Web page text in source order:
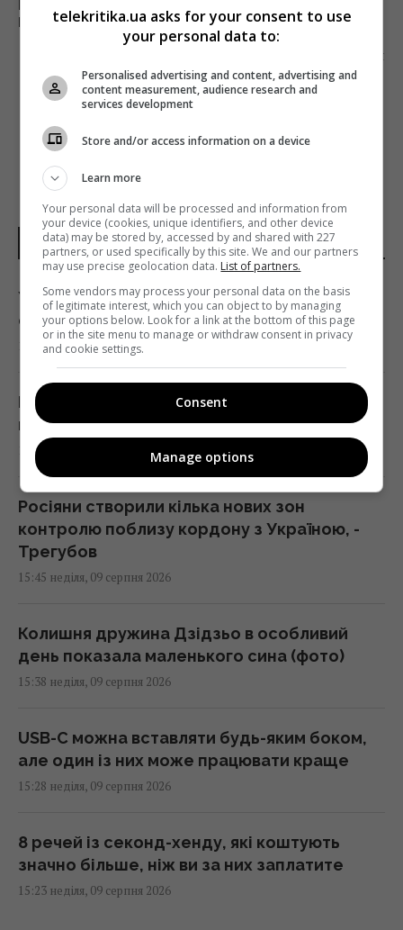
ПРО ПРОТЕСТИ У БІЛОРУСІ
Наступна стаття
ПРОГРАМА «КИЇВ. NEWSROOM» ВИХОДИТИМЕ
У НОВОМУ ФОРМАТІ
НОВИНИ УКРАЇНИ І СВІТУ
Удосконалені "Герані" ворога: експерт
оцінив загрозу та розкрив спосіб протидії
16:09 неділя, 09 серпня 2026
Надто товсте утеплення будинку може
виявитися марною витратою грошей
15:49 неділя, 09 серпня 2026
Росіяни створили кілька нових зон
контролю поблизу кордону з Україною, -
Трегубов
15:45 неділя, 09 серпня 2026
Колишня дружина Дзідзьо в особливий
день показала маленького сина (фото)
15:38 неділя, 09 серпня 2026
USB-C можна вставляти будь-яким боком,
але один із них може працювати краще
15:28 неділя, 09 серпня 2026
8 речей із секонд-хенду, які коштують
значно більше, ніж ви за них заплатите
15:23 неділя, 09 серпня 2026
telekritika.ua asks for your consent to use
your personal data to:
Personalised advertising and content, advertising and
content measurement, audience research and
services development
Store and/or access information on a device
Learn more
Your personal data will be processed and information from
your device (cookies, unique identifiers, and other device
data) may be stored by, accessed by and shared with 227
partners, or used specifically by this site. We and our partners
may use precise geolocation data. List of partners.
Some vendors may process your personal data on the basis
of legitimate interest, which you can object to by managing
your options below. Look for a link at the bottom of this page
or in the site menu to manage or withdraw consent in privacy
and cookie settings.
Consent
Manage options